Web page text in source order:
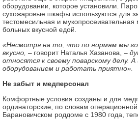
оборудовании, которое установили.
сухожаровые шкафы используются для
тестомесильная и
больных вкусной едой.
«Несмотря на то, что по нормам мы
вкусно, – говорит Наталья Хазанова, –
относятся к своему поварскому делу.
оборудованием и работать приятно».
Не забыт и медперсонал
Комфортные условия созданы и для
ординаторские, по словам
Барановичском роддоме с 1980 года,